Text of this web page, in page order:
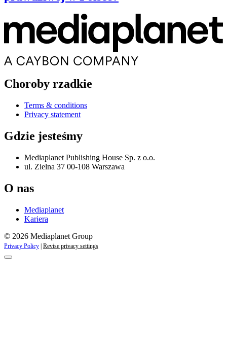
Choroby rzadkie
Terms & conditions
Privacy statement
Gdzie jesteśmy
Mediaplanet Publishing House Sp. z o.o.
ul. Zielna 37 00-108 Warszawa
O nas
Mediaplanet
Kariera
© 2026 Mediaplanet Group
Privacy Policy Revise privacy settings